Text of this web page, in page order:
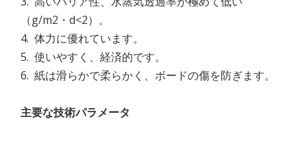
（g/m2・d<2）。
4. 体力に優れています。
5. 使いやすく、経済的です。
6. 紙は滑らかで柔らかく、ボードの傷を防ぎます。
主要な技術パラメータ